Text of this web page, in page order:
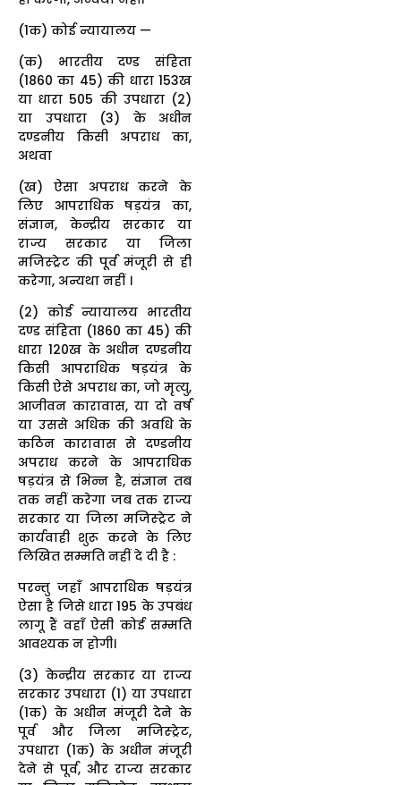
(1क) कोई न्यायालय —
(क) भारतीय दण्ड संहिता
(1860 का 45) की धारा 153ख
या धारा 505 की उपधारा (2)
या उपधारा (3) के अधीन
दण्डनीय किसी अपराध का,
अथवा
(ख) ऐसा अपराध करने के
लिए आपराधिक षड़यंत्र का,
संज्ञान, केन्द्रीय सरकार या
राज्य सरकार या जिला
मजिस्ट्रेट की पूर्व मंजूरी से ही
करेगा, अन्यथा नहीं ।
(2) कोई न्यायालय भारतीय
दण्ड संहिता (1860 का 45) की
धारा 120ख के अधीन दण्डनीय
किसी आपराधिक षड़यंत्र के
किसी ऐसे अपराध का, जो मृत्यु,
आजीवन कारावास, या दो वर्ष
या उससे अधिक की अवधि के
कठिन कारावास से दण्डनीय
अपराध करने के आपराधिक
षड़यंत्र से भिन्न है, संज्ञान तब
तक नहीं करेगा जब तक राज्य
सरकार या जिला मजिस्ट्रेट ने
कार्यवाही शुरू करने के लिए
लिखित सम्मति नहीं दे दी है :
परन्तु जहाँ आपराधिक षड़यंत्र
ऐसा है जिसे धारा 195 के उपबंध
लागू हैं वहाँ ऐसी कोई सम्मति
आवश्यक न होगी।
(3) केन्द्रीय सरकार या राज्य
सरकार उपधारा (1) या उपधारा
(1क) के अधीन मंजूरी देने के
पूर्व और जिला मजिस्ट्रेट,
उपधारा (1क) के अधीन मंजूरी
देने से पूर्व, और राज्य सरकार